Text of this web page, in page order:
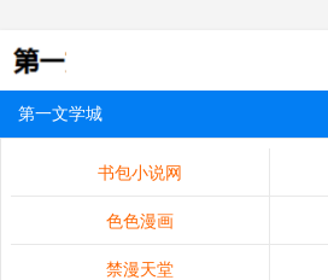
第一文学城
书包小说网
色色漫画
禁漫天堂